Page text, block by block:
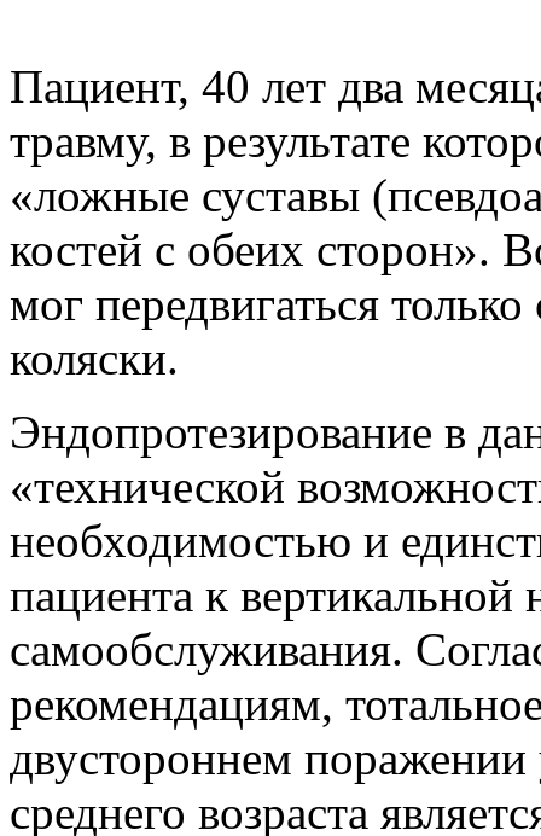
Пациент, 40 лет два
травму, в результате
«ложные суставы
костей с обеих сторон».
мог передвигаться
коляски.
Эндопротезирование в
«технической
необходимостью и
пациента к
самообслуживания.
рекомендациям,
двустороннем
среднего возраста